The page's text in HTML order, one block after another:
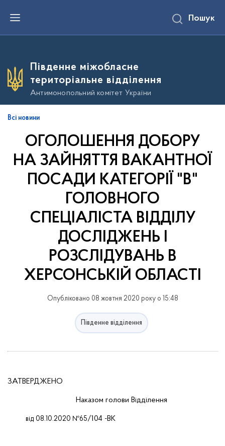
е
о
о
в
Пошук
Південне міжобласне
територіальне відділення
Антимонопольний комітет України
Всі новини
ОГОЛОШЕННЯ ДОБОРУ
НА ЗАЙНЯТТЯ ВАКАНТНОЇ
ПОСАДИ КАТЕГОРІЇ "В"
ГОЛОВНОГО
СПЕЦІАЛІСТА ВІДДІЛУ
ДОСЛІДЖЕНЬ І
РОЗСЛІДУВАНЬ В
ХЕРСОНСЬКІЙ ОБЛАСТІ
Опубліковано 08 жовтня 2020 року о 15:48
Південне відділення
ЗАТВЕРДЖЕНО
Наказом голови Відділення
від 08.10.2020 №65/104 -ВК